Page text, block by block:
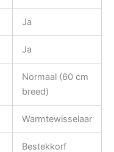
Ja
Ja
Normaal (60 cm
breed)
Warmtewisselaar
Bestekkorf